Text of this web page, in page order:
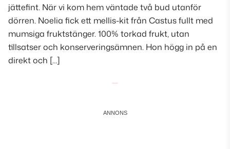
jättefint. När vi kom hem väntade två bud utanför
dörren. Noelia fick ett mellis-kit från Castus fullt med
mumsiga fruktstänger. 100% torkad frukt, utan
tillsatser och konserveringsämnen. Hon högg in på en
direkt och […]